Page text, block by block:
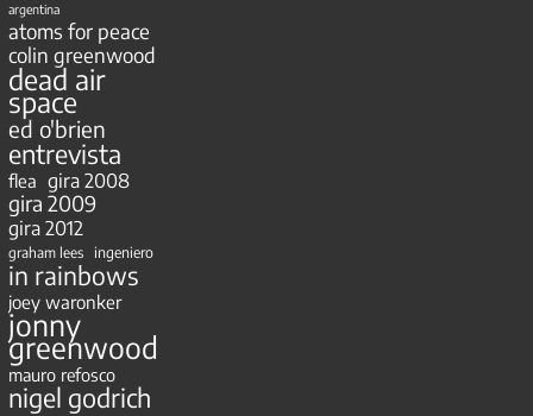
argentina
atoms for peace
colin greenwood
dead air
space
ed o'brien
entrevista
flea gira 2008
gira 2009
gira 2012
graham lees ingeniero
in rainbows
joey waronker
jonny
greenwood
mauro refosco
nigel godrich